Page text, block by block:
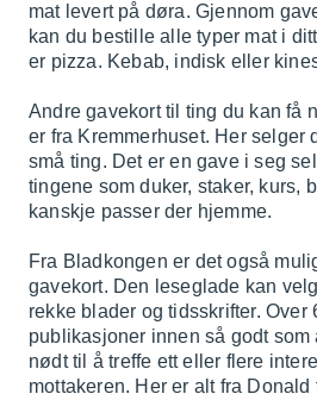
mat levert på døra. Gjennom
kan du bestille alle typer mat i
er pizza. Kebab, indisk eller
Andre gavekort til ting du kan få
er fra Kremmerhuset. Her selger
små ting. Det er en gave i seg
tingene som duker, staker, kurs,
kanskje passer der hjemme.
Fra Bladkongen er det også
gavekort. Den leseglade kan
rekke blader og tidsskrifter. Over
publikasjoner innen så godt
nødt til å treffe ett eller flere
mottakeren. Her er alt fra